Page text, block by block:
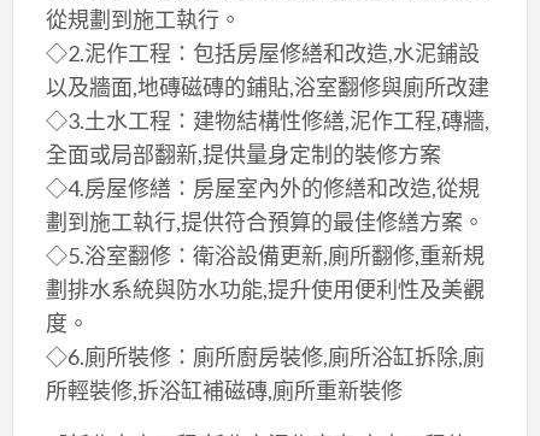
從規劃到施工執行。
◇2.泥作工程：包括房屋修繕和改造,水泥鋪設
以及牆面,地磚磁磚的鋪貼,浴室翻修與廁所改建
◇3.土水工程：建物結構性修繕,泥作工程,磚牆,
全面或局部翻新,提供量身定制的裝修方案
◇4.房屋修繕：房屋室內外的修繕和改造,從規
劃到施工執行,提供符合預算的最佳修繕方案。
◇5.浴室翻修：衛浴設備更新,廁所翻修,重新規
劃排水系統與防水功能,提升使用便利性及美觀
度。
◇6.廁所裝修：廁所廚房裝修,廁所浴缸拆除,廁
所輕裝修,拆浴缸補磁磚,廁所重新裝修